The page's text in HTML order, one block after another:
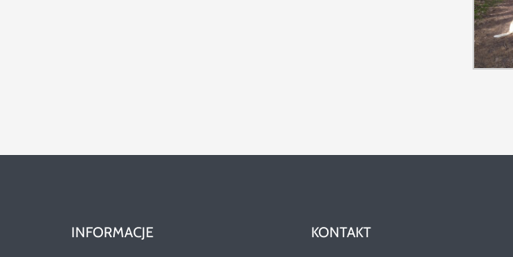
INFORMACJE KONTAKT